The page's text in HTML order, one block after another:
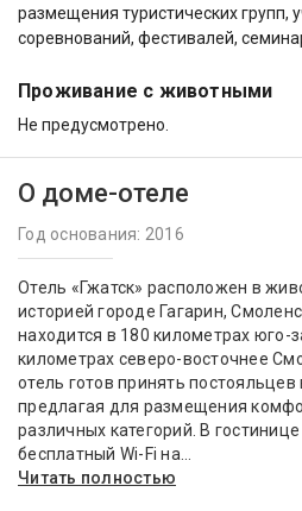
размещения туристических групп,
соревнований, фестивалей,
Проживание с животными
Не предусмотрено.
О доме-отеле
Год основания: 2016
Отель «Гжатск» расположен в
историей городе Гагарин,
находится в 180 километрах юго-
километрах северо-восточнее
отель готов принять
предлагая для размещения
различных категорий. В
бесплатный Wi-Fi на...
Читать полностью